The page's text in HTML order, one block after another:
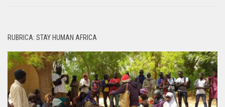
RUBRICA: STAY HUMAN AFRICA